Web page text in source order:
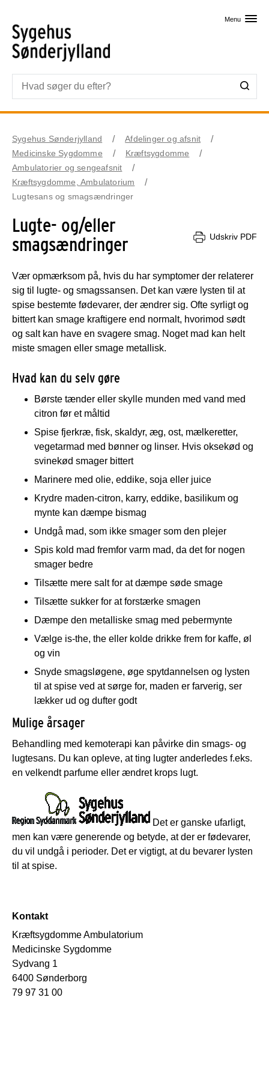
Menu
Sygehus Sønderjylland
Afdelinger og afsnit
Medicinske Sygdomme
Kræftsygdomme
Ambulatorier og sengeafsnit
Kræftsygdomme, Ambulatorium
Lugtesans og smagsændringer
Lugte- og/eller
smagsændringer
Udskriv PDF
Vær opmærksom på, hvis du har symptomer der relaterer
sig til lugte- og smagssansen. Det kan være lysten til at
spise bestemte fødevarer, der ændrer sig. Ofte syrligt og
bittert kan smage kraftigere end normalt, hvorimod sødt
og salt kan have en svagere smag. Noget mad kan helt
miste smagen eller smage metallisk.
Hvad kan du selv gøre
Børste tænder eller skylle munden med vand med
citron før et måltid
Spise fjerkræ, fisk, skaldyr, æg, ost, mælkeretter,
vegetarmad med bønner og linser. Hvis oksekød og
svinekød smager bittert
Marinere med olie, eddike, soja eller juice
Krydre maden-citron, karry, eddike, basilikum og
mynte kan dæmpe bismag
Undgå mad, som ikke smager som den plejer
Spis kold mad fremfor varm mad, da det for nogen
smager bedre
Tilsætte mere salt for at dæmpe søde smage
Tilsætte sukker for at forstærke smagen
Dæmpe den metalliske smag med pebermynte
Vælge is-the, the eller kolde drikke frem for kaffe, øl
og vin
Snyde smagsløgene, øge spytdannelsen og lysten
til at spise ved at sørge for, maden er farverig, ser
lækker ud og dufter godt
Mulige årsager
Behandling med kemoterapi kan påvirke din smags- og
lugtesans. Du kan opleve, at ting lugter anderledes f.eks.
en velkendt parfume eller ændret krops lugt.
Det er ganske ufarligt,
men kan være generende og betyde, at der er fødevarer,
du vil undgå i perioder. Det er vigtigt, at du bevarer lysten
til at spise.
Kontakt
Kræftsygdomme Ambulatorium
Medicinske Sygdomme
Sydvang 1
6400 Sønderborg
79 97 31 00